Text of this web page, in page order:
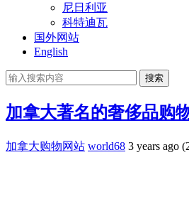
尼日利亚
科特迪瓦
国外网站
English
搜索
加拿大著名的奢侈品购
加拿大购物网站 world68 3 years ago